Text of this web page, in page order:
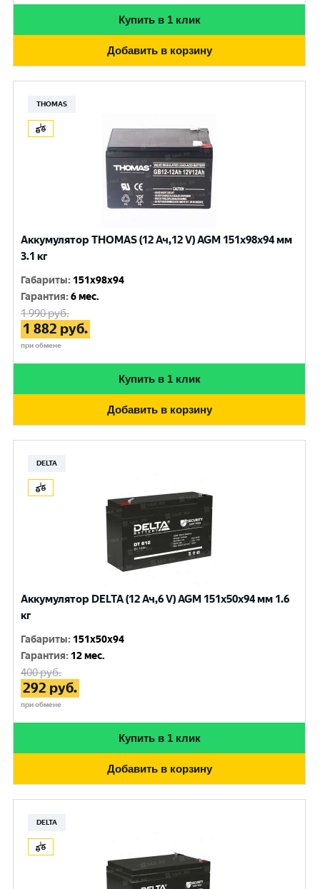
Купить в 1 клик
Добавить в корзину
THOMAS
Аккумулятор THOMAS (12 Ач,12 V) AGM 151x98x94 мм
3.1 кг
Габариты: 151x98x94
Гарантия:6 мес.
1 990руб.
1 882 руб.
при обмене
Купить в 1 клик
Добавить в корзину
DELTA
Аккумулятор DELTA (12 Ач,6 V) AGM 151x50x94 мм 1.6
кг
Габариты: 151x50x94
Гарантия: 12 мес.
400руб.
292 руб.
при обмене
Купить в 1 клик
Добавить в корзину
DELTA